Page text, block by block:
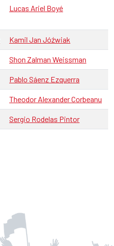
Lucas Ariel Boyé
Kamil Jan Jóźwiak
Shon Zalman Weissman
Pablo Sáenz Ezquerra
Theodor Alexander Corbeanu
Sergio Rodelas Pintor